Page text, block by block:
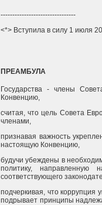
--------------------------------
<*> Вступила в силу 1 июля
ПРЕАМБУЛА
Государства - члены
Конвенцию,
считая, что цель Совета
членами,
признавая важность
настоящую Конвенцию,
будучи убеждены в
политику, направленную
соответствующего
подчеркивая, что коррупция
подрывает принципы